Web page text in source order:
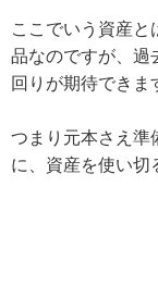
ここでいう資産
品なのですが、過
回りが期待できま
つまり元本さえ準
に、資産を使い切